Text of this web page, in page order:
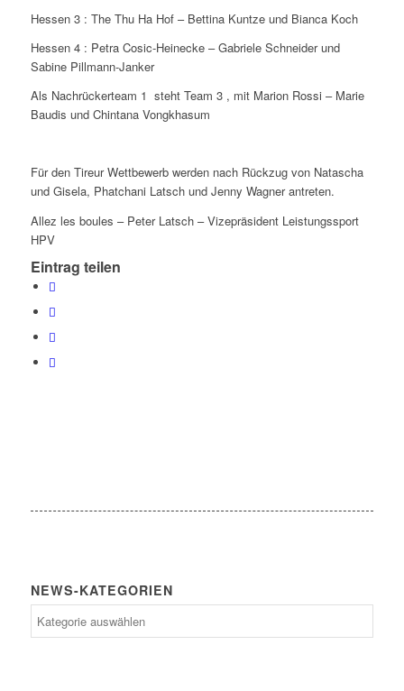
Hessen 3 : The Thu Ha Hof – Bettina Kuntze und Bianca Koch
Hessen 4 : Petra Cosic-Heinecke – Gabriele Schneider und
Sabine Pillmann-Janker
Als Nachrückerteam 1 steht Team 3 , mit Marion Rossi – Marie
Baudis und Chintana Vongkhasum
Für den Tireur Wettbewerb werden nach Rückzug von Natascha
und Gisela, Phatchani Latsch und Jenny Wagner antreten.
Allez les boules – Peter Latsch – Vizepräsident Leistungssport
HPV
Eintrag teilen
NEWS-KATEGORIEN
Kategorien